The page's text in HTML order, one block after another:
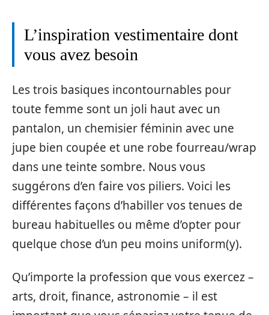
L’inspiration vestimentaire dont
vous avez besoin
Les trois basiques incontournables pour
toute femme sont un joli haut avec un
pantalon, un chemisier féminin avec une
jupe bien coupée et une robe fourreau/wrap
dans une teinte sombre. Nous vous
suggérons d’en faire vos piliers. Voici les
différentes façons d’habiller vos tenues de
bureau habituelles ou même d’opter pour
quelque chose d’un peu moins uniform(y).
Qu’importe la profession que vous exercez –
arts, droit, finance, astronomie – il est